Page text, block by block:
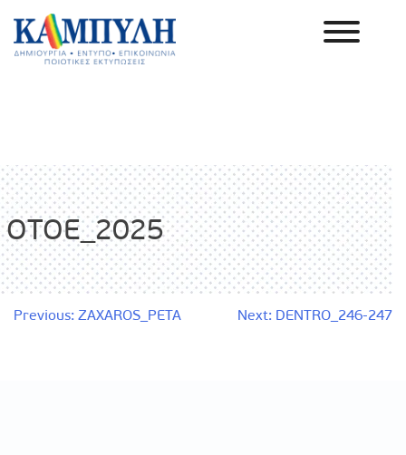
Skip
content
OTOE_2025
Πλοήγηση
Previous: ZAXAROS_PETA Next: DENTRO_246-247